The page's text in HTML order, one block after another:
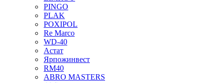
PINGO
PLAK
POXIPOL
Re Marco
WD-40
Астат
Ярпожинвест
RM40
ABRO MASTERS